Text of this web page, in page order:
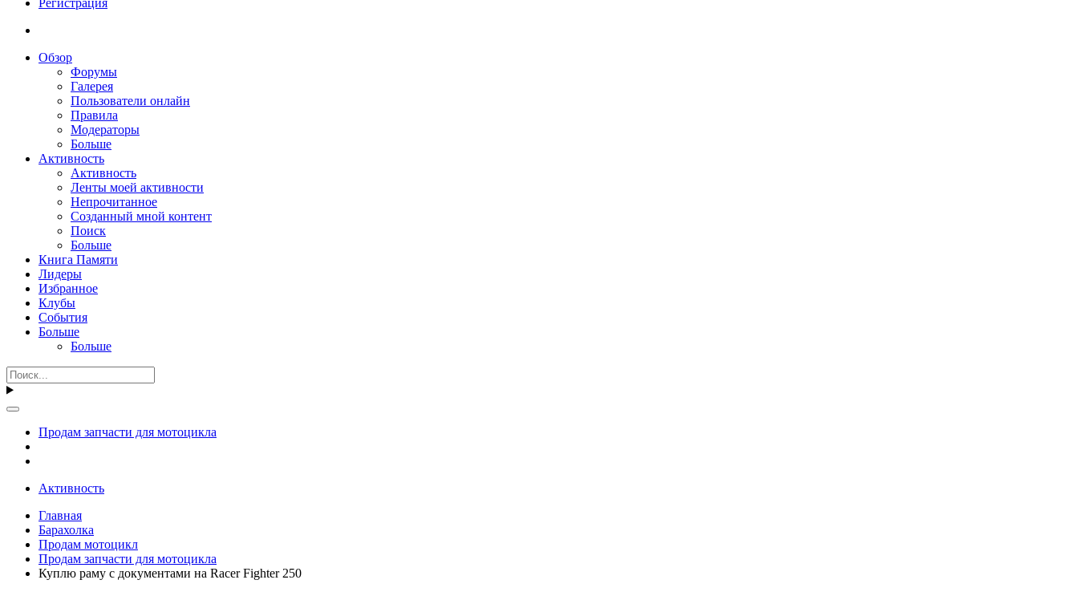
Обзор
Форумы
Галерея
Пользователи онлайн
Правила
Модераторы
Больше
Активность
Активность
Ленты моей активности
Непрочитанное
Созданный мной контент
Поиск
Больше
Книга Памяти
Лидеры
Избранное
Клубы
События
Больше
Больше
Продам запчасти для мотоцикла
Активность
Главная
Барахолка
Продам мотоцикл
Продам запчасти для мотоцикла
Куплю раму с документами на Racer Fighter 250